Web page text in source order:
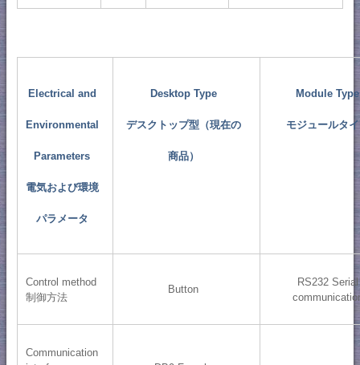
Electrical and
Environmental
Parameters
電気および環境
パラメータ
Desktop Type
デスクトップ型（現在の
商品）
Module Type
モジュールタ
Control method
制御方法
Button
RS232 Serial
Communication